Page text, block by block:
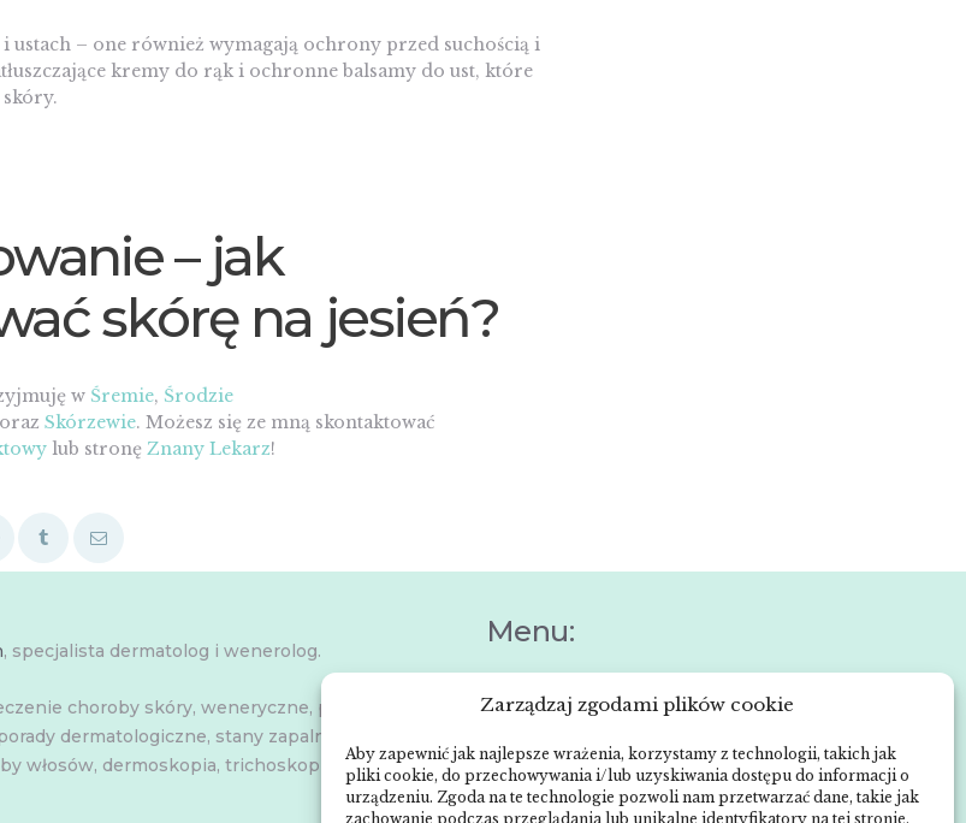
Zarządzaj zgodami plików cookie
Aby zapewnić jak najlepsze wrażenia, korzystamy z technologii, takich jak
pliki cookie, do przechowywania i/lub uzyskiwania dostępu do informacji o
urządzeniu. Zgoda na te technologie pozwoli nam przetwarzać dane, takie jak
zachowanie podczas przeglądania lub unikalne identyfikatory na tej stronie.
ustach – one również wymagają ochrony przed suchością i
kremy do rąk i ochronne balsamy do ust, które
– jak
skórę na jesień?
w Śremie, Środzie
oraz Skórzewie. Możesz się ze mną skontaktować
lub stronę Znany Lekarz!
, specjalista dermatolog i wenerolog.
choroby skóry, weneryczne, przenoszone
dermatologiczne, stany zapalne skóry,
włosów, dermoskopia, trichoskopia, u dorosłych
Menu:
Strona główna
Anna Neneman –
ZnanyLekarz.pl
Publikacje